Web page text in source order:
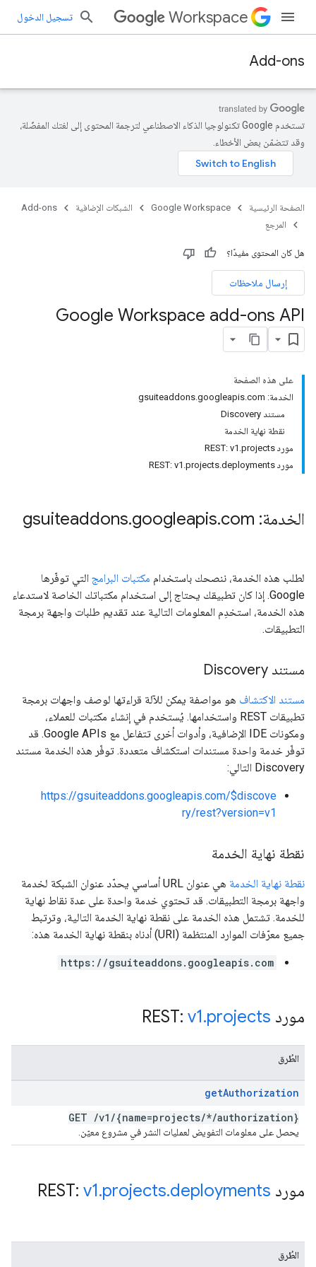
Workspace تسجيل الدخول
Add-ons
تستخدم Google تكنولوجيا الذكاء الاصطناعي لترجمة المحتوى إلى لغتك المفضّلة،
وقد تتضمّن بعض الأخطاء.
الصفحة الرئيسية Google Workspace الشبكات الإضافية
Add-ons
المرجع
هل كان المحتوى مفيدًا؟
إرسال ملاحظات
Google Workspace add-ons API
على هذه الصفحة
الخدمة: gsuiteaddons.googleapis.com
مستند Discovery
نقطة نهاية الخدمة
مورد REST: v1.projects
مورد REST: v1.projects.deployments
الخدمة: gsuiteaddons .googleapis.com
لطلب هذه الخدمة، ننصحك باستخدام مكتبات البرامج التي توفّرها
Google. إذا كان تطبيقك يحتاج إلى استخدام مكتباتك الخاصة لاستدعاء
هذه الخدمة، استخدِم المعلومات التالية عند تقديم طلبات واجهة برمجة
التطبيقات.
مستند Discovery
مستند الاكتشاف هو مواصفة يمكن للآلة قراءتها لوصف واجهات برمجة
تطبيقات REST واستخدامها. يُستخدم في إنشاء مكتبات للعملاء،
ومكونات IDE الإضافية، وأدوات أخرى تتفاعل مع Google APIs. قد
توفّر خدمة واحدة مستندات استكشاف متعددة. توفّر هذه الخدمة مستند
Discovery التالي:
https://gsuiteaddons.googleapis.com/$discove
ry/rest?version=v1
نقطة نهاية الخدمة
نقطة نهاية الخدمة
هي عنوان URL أساسي يحدّد عنوان الشبكة لخدمة
واجهة برمجة التطبيقات. قد تحتوي خدمة واحدة على عدة نقاط نهاية
للخدمة. تشتمل هذه الخدمة على نقطة نهاية الخدمة التالية، وترتبط
جميع معرّفات الموارد المنتظمة (URI) أدناه بنقطة نهاية الخدمة هذه:
https://gsuiteaddons.googleapis.com
مورد REST: v1.projects
الطُرق
getAuthorization
GET /v1 /{name=projects/*/authorization}
يحصل على معلومات التفويض لعمليات النشر في مشروع معيّن.
مورد REST: v1.projects.deployments
الطُرق